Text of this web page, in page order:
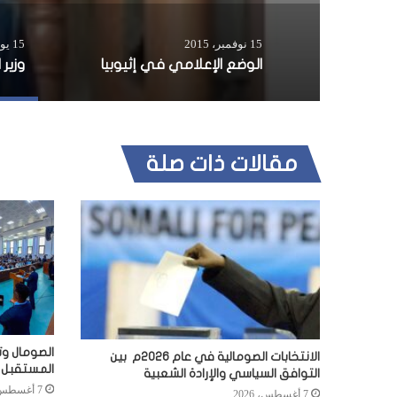
15 نوفمبر، 2015
الوضع الإعلامي في إثيوبيا
15 يونيو، 2015
مقالات ذات صلة
الانتخابات الصومالية في عام 2026م بين
التوافق السياسي والإرادة الشعبية
7 أغسطس، 2026
الصومال
المستقبل
7 أغسطس، 2026